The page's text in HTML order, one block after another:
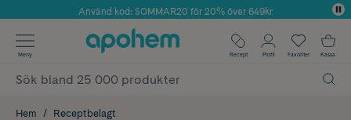
Årets Butik 2025 inom Skönhet
Använd kod: SOMMAR20 för 20% över 649kr
✓ Fri frakt
✓ Poäng på alla köp*
Meny Recept Profil Favoriter Kassa
Hem Receptbelagt